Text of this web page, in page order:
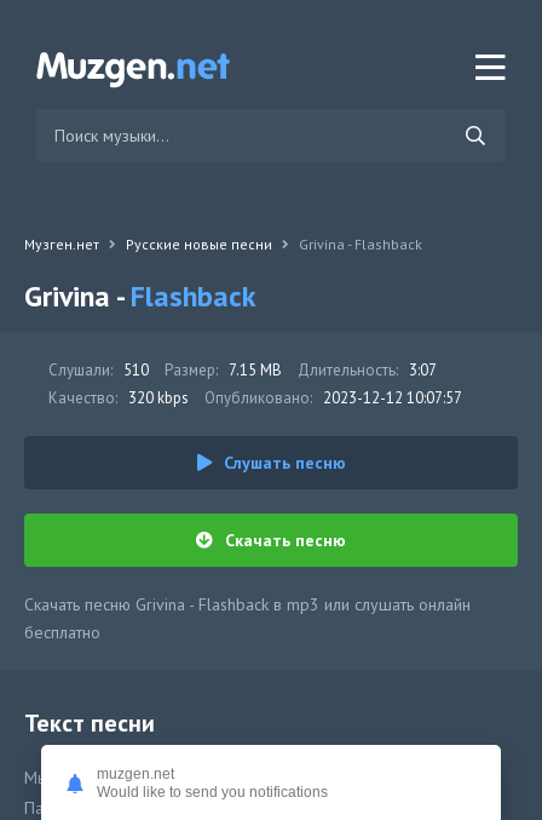
Музген.нет Русские новые песни Grivina - Flashback
Grivina -Flashback
Слушали: 510 Размер: 7.15 MB Длительность: 3:07
Качество: 320 kbps Опубликовано: 2023-12-12 10:07:57
Слушать песню
Скачать песню
Скачать песню Grivina - Flashback в mp3 или слушать онлайн
бесплатно
Текст песни
Мы и тишина я рядом с тобой забываю дышать
Пальцы между пальцев ближе чем когда-ТО
muzgen.net
Would like to send you notifications